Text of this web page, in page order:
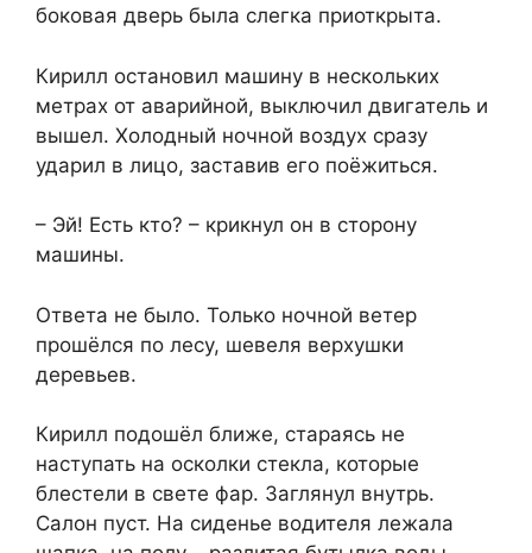
боковая дверь была слегка приоткрыта.
Кирилл остановил машину в нескольких
метрах от аварийной, выключил двигатель и
вышел. Холодный ночной воздух сразу
ударил в лицо, заставив его поёжиться.
– Эй! Есть кто? – крикнул он в сторону
машины.
Ответа не было. Только ночной ветер
прошёлся по лесу, шевеля верхушки
деревьев.
Кирилл подошёл ближе, стараясь не
наступать на осколки стекла, которые
блестели в свете фар. Заглянул внутрь.
Салон пуст. На сиденье водителя лежала